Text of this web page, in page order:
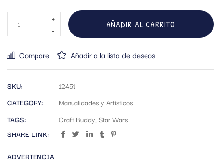
AÑADIR AL CARRITO
Compare Añadir a la lista de deseos
SKU:
12451
CATEGORY:
Manualidades y Artisticos
TAGS:
Craft Buddy, Star Wars
SHARE LINK:
ADVERTENCIA